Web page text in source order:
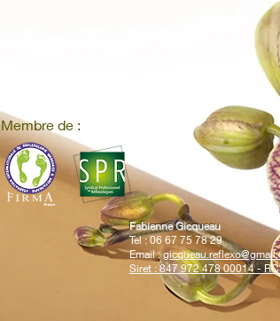
Membre de :
Fabienne Gicqueau
Tel : 06 67 75 78 29
Email :
Siret : 847 972 478 00014 -